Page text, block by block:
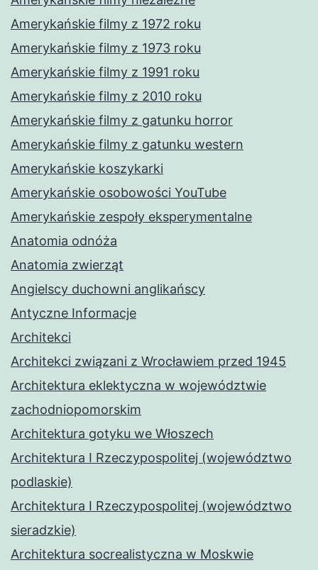
Amerykańskie filmy z 1972 roku
Amerykańskie filmy z 1973 roku
Amerykańskie filmy z 1991 roku
Amerykańskie filmy z 2010 roku
Amerykańskie filmy z gatunku horror
Amerykańskie filmy z gatunku western
Amerykańskie koszykarki
Amerykańskie osobowości YouTube
Amerykańskie zespoły eksperymentalne
Anatomia odnóża
Anatomia zwierząt
Angielscy duchowni anglikańscy
Antyczne Informacje
Architekci
Architekci związani z Wrocławiem przed 1945
Architektura eklektyczna w województwie
zachodniopomorskim
Architektura gotyku we Włoszech
Architektura I Rzeczypospolitej (województwo
podlaskie)
Architektura I Rzeczypospolitej (województwo
sieradzkie)
Architektura socrealistyczna w Moskwie